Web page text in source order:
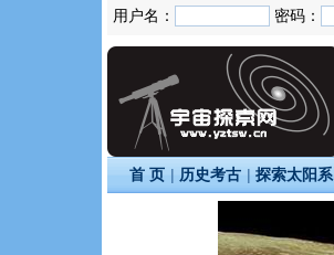
用户名： 密码：
首 页 | 历史考古 | 探索太阳系